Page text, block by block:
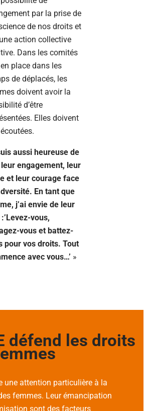
par la prise de
de nos droits et
action collective
Dans les comités
place dans les
de déplacés, les
doivent avoir la
d’être
Elles doivent
aussi heureuse de
engagement, leur
et leur courage face
En tant que
j’ai envie de leur
vous,
vous et battez-
pour vos droits. Tout
avec vous…’ »
défend les droits
une attention particulière à la
femmes. Leur émancipation
sont des facteurs